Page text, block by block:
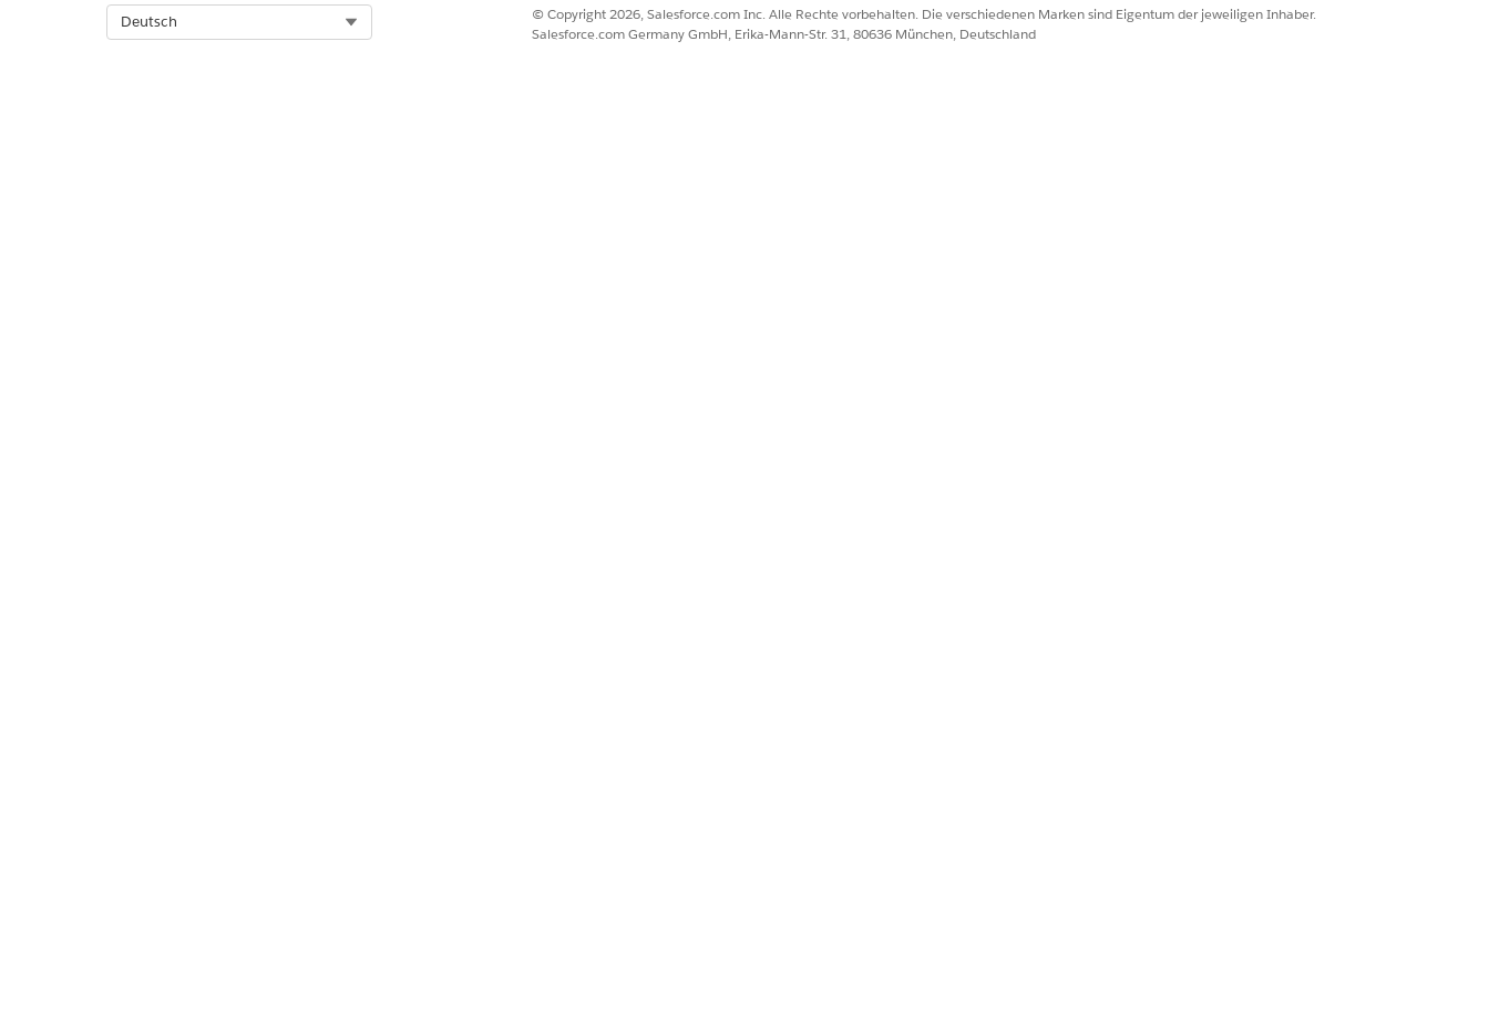
Weitere Informationen zu Add-Ons erhalten Sie bei Ihrem Kundenbeauftragten oder unterIhr Account
Deutsch
© Copyright 2026, Salesforce.com Inc. Alle Rechte vorbehalten. Die verschiedenen Marken sind Eigentum der jeweiligen Inhaber.
Salesforce.com Germany GmbH, Erika-Mann-Str. 31, 80636 München, Deutschland